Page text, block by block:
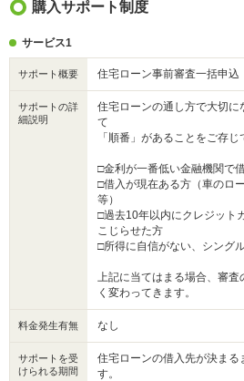
購入サポート制度
サービス1
サポート概要 住宅ローン事前審査一括申込
サポートの詳
細説明
住宅ローンの通し方で大切に
て
「順番」があることをご存じ
□金利が一番低い金融機関で
□借入が現在ある方（車のロ
等）
□過去10年以内にクレジット
こじらせた方
□所得に自信がない、シング
上記に当てはまる場合、審査
く変わってきます。
料金発生有無 なし
サポートを受
けられる期間
住宅ローンの借入先が決まる
す。